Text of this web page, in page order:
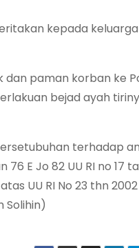
kepada
dan paman korban ke
bejad ayah
terhadap
E Jo 82 UU RI no 17
UU RI No 23 thn
Solihin)